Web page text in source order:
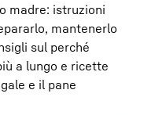
madre: istruzioni
mantenerlo
sul perché
a lungo e ricette
e il pane